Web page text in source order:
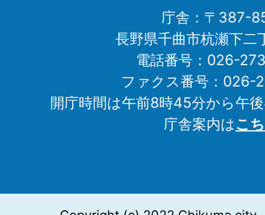
庁舎：〒387-
長野県千曲市杭瀬下二
電話番号：026-
ファクス番号：026-
開庁時間は午前8時45分から午
庁舎案内はこ